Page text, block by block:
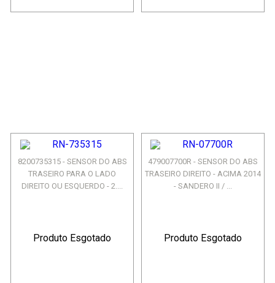
8200735315 - SENSOR DO ABS
TRASEIRO PARA O LADO
DIREITO OU ESQUERDO - 2....
Produto Esgotado
479007700R - SENSOR DO ABS
TRASEIRO DIREITO - ACIMA 2014
- SANDERO II / ...
Produto Esgotado